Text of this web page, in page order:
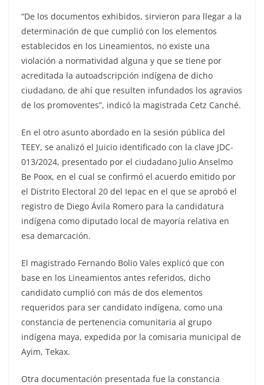
“De los documentos exhibidos, sirvieron para llegar a la
determinación de que cumplió con los elementos
establecidos en los Lineamientos, no existe una
violación a normatividad alguna y que se tiene por
acreditada la autoadscripción indígena de dicho
ciudadano, de ahí que resulten infundados los agravios
de los promoventes”, indicó la magistrada Cetz Canché.
En el otro asunto abordado en la sesión pública del
TEEY, se analizó el Juicio identificado con la clave JDC-
013/2024, presentado por el ciudadano Julio Anselmo
Be Poox, en el cual se confirmó el acuerdo emitido por
el Distrito Electoral 20 del Iepac en el que se aprobó el
registro de Diego Ávila Romero para la candidatura
indígena como diputado local de mayoría relativa en
esa demarcación.
El magistrado Fernando Bolio Vales explicó que con
base en los Lineamientos antes referidos, dicho
candidato cumplió con más de dos elementos
requeridos para ser candidato indígena, como una
constancia de pertenencia comunitaria al grupo
indígena maya, expedida por la comisaria municipal de
Ayim, Tekax.
Otra documentación presentada fue la constancia